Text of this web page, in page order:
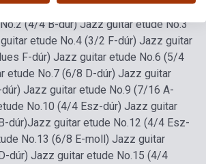
Jazz guitar etude No.1 (4/8 E-moll)
(4/4 B-dúr)Jazz guitar etude No.3
etude No.4 (3/2 F-dúr) Jazz guitar
F-dúr) Jazz guitar etude No.6 (5/4
etude No.7 (6/8 D-dúr) Jazz guitar
Jazz guitar etude No.9 (7/16 A-
No.10 (4/4 Esz-dúr) Jazz guitar
dúr)Jazz guitar etude No.12 (4/4 Esz-
No.13 (6/8 E-moll) Jazz guitar
dúr) Jazz guitar etude No.15 (4/4